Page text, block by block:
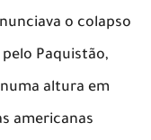
o colapso
Paquistão,
altura em
americanas